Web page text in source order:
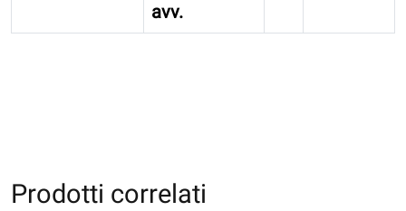
avv.
Prodotti correlati